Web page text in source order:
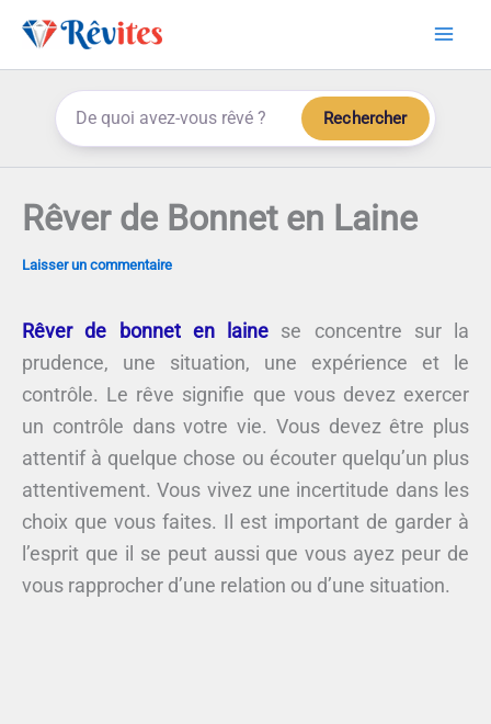
Aller
Rechercher
Rêver de Bonnet en Laine
Laisser un commentaire
Rêver de bonnet en laine se concentre sur la
prudence, une situation, une expérience et le
contrôle. Le rêve signifie que vous devez exercer
un contrôle dans votre vie. Vous devez être plus
attentif à quelque chose ou écouter quelqu’un plus
attentivement. Vous vivez une incertitude dans les
choix que vous faites. Il est important de garder à
l’esprit que il se peut aussi que vous ayez peur de
vous rapprocher d’une relation ou d’une situation.